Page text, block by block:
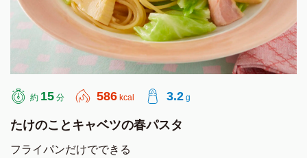
約 15 分 586 kcal 3.2 g
たけのことキャベツの春パスタ
フライパンだけでできる